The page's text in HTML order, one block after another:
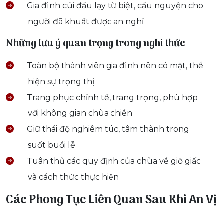
Gia đình cúi đầu lạy từ biệt, cầu nguyện cho
người đã khuất được an nghỉ
Những lưu ý quan trọng trong nghi thức
Toàn bộ thành viên gia đình nên có mặt, thể
hiện sự trọng thị
Trang phục chỉnh tề, trang trọng, phù hợp
với không gian chùa chiền
Giữ thái độ nghiêm túc, tâm thành trong
suốt buổi lễ
Tuân thủ các quy định của chùa về giờ giấc
và cách thức thực hiện
Các Phong Tục Liên Quan Sau Khi An Vị